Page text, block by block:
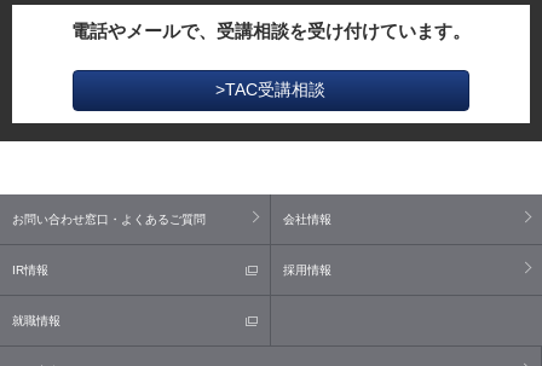
電話やメールで、受講相談を受け付けています。
>TAC受講相談
お問い合わせ窓口・よくあるご質問 会社情報
IR情報 採用情報
就職情報